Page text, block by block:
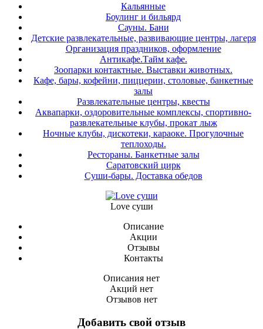
Кальянные
Боулинг и бильярд
Сауны. Бани
Детские развлекательные, развивающие центры, лагеря
Организация праздников, оформление
Антикафе.Тайм кафе.
Зоопарки контактные. Выставки животных.
Кафе, бары, кофейни, пиццерии, столовые, банкетные
залы
Развлекательные центры, квесты
Аквапарки, оздоровительные комплексы, спортивно-
развлекательные клубы, прокат лыж
Ночные клубы, дискотеки, караоке. Прогулочные
теплоходы.
Рестораны. Банкетные залы
Саратовский цирк
Суши-бары. Доставка обедов
Love суши
Описание
Акции
Отзывы
Контакты
Описания нет
Акций нет
Отзывов нет
Добавить свой отзыв